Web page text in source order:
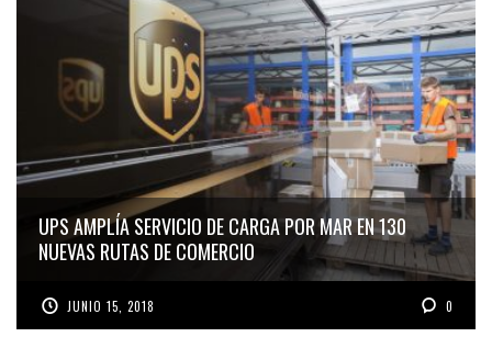
UPS AMPLÍA SERVICIO DE CARGA POR MAR EN 130
NUEVAS RUTAS DE COMERCIO
JUNIO 15, 2018 0